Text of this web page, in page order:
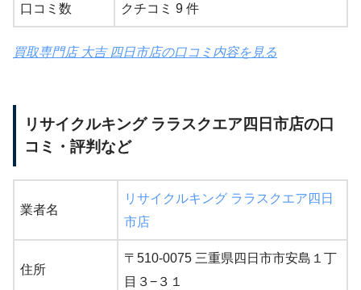
口コミ数 クチコミ 9 件
買取専門店 大吉 四日市店の口コミ内容を見る
リサイクルキング ララスクエア四日市店の口
コミ・評判など
業者名
リサイクルキング ララスクエア四日
市店
住所
〒510-0075 三重県四日市市安島１丁
目３−３１